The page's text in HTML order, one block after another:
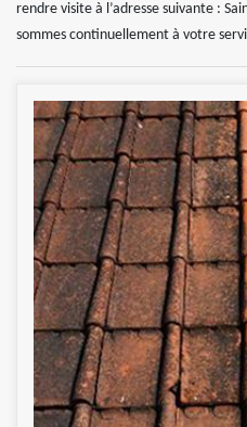
rendre visite à l’adresse suivante :
sommes continuellement à votre